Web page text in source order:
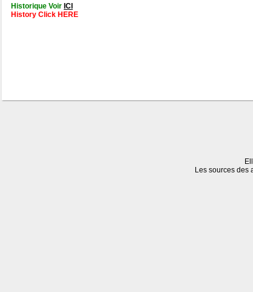
Historique Voir ICI
History Click HERE
Les sources des